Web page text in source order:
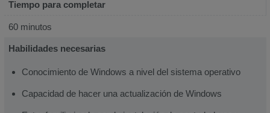
Tiempo para completar
60 minutos
Habilidades necesarias
Conocimiento de Windows a nivel del sistema operativo
Capacidad de hacer una actualización de Windows